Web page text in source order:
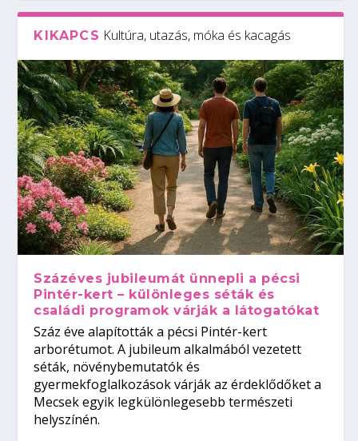
KIKAPCS Kultúra, utazás, móka és kacagás
Százéves jubileumát ünnepli a pécsi
Pintér-kert – különleges séták és
családi programok várják a látogatókat
Száz éve alapították a pécsi Pintér-kert
arborétumot. A jubileum alkalmából vezetett
séták, növénybemutatók és
gyermekfoglalkozások várják az érdeklődőket a
Mecsek egyik legkülönlegesebb természeti
helyszínén.